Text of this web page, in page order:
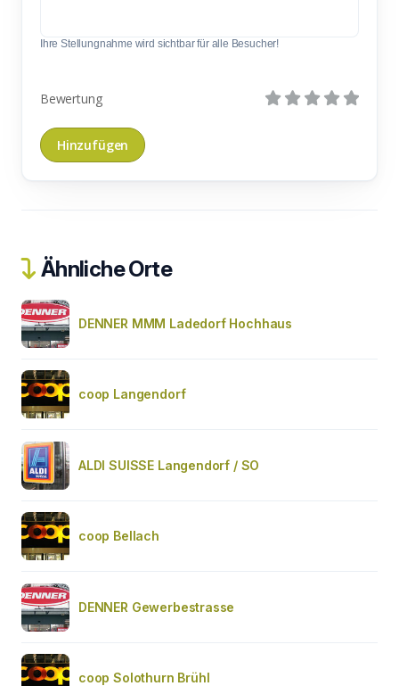
Ihre Stellungnahme wird sichtbar für alle Besucher!
Bewertung
Ähnliche Orte
DENNER MMM Ladedorf Hochhaus
coop Langendorf
ALDI SUISSE Langendorf / SO
coop Bellach
DENNER Gewerbestrasse
coop Solothurn Brühl